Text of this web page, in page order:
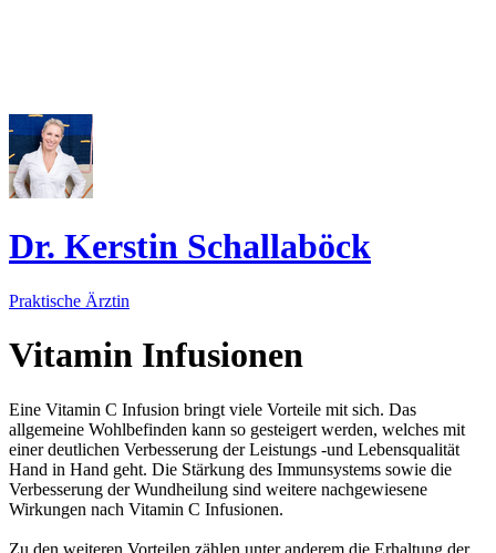
Dr. Kerstin Schallaböck
Praktische Ärztin
Vitamin Infusionen
Eine Vitamin C Infusion bringt viele Vorteile mit sich. Das
allgemeine Wohlbefinden kann so gesteigert werden, welches mit
einer deutlichen Verbesserung der Leistungs -und Lebensqualität
Hand in Hand geht. Die Stärkung des Immunsystems sowie die
Verbesserung der Wundheilung sind weitere nachgewiesene
Wirkungen nach Vitamin C Infusionen.
Zu den weiteren Vorteilen zählen unter anderem die Erhaltung der